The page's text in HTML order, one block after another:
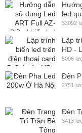
led
33092
Lập
HD -
5096
Đèn
2751
Đèn
3413